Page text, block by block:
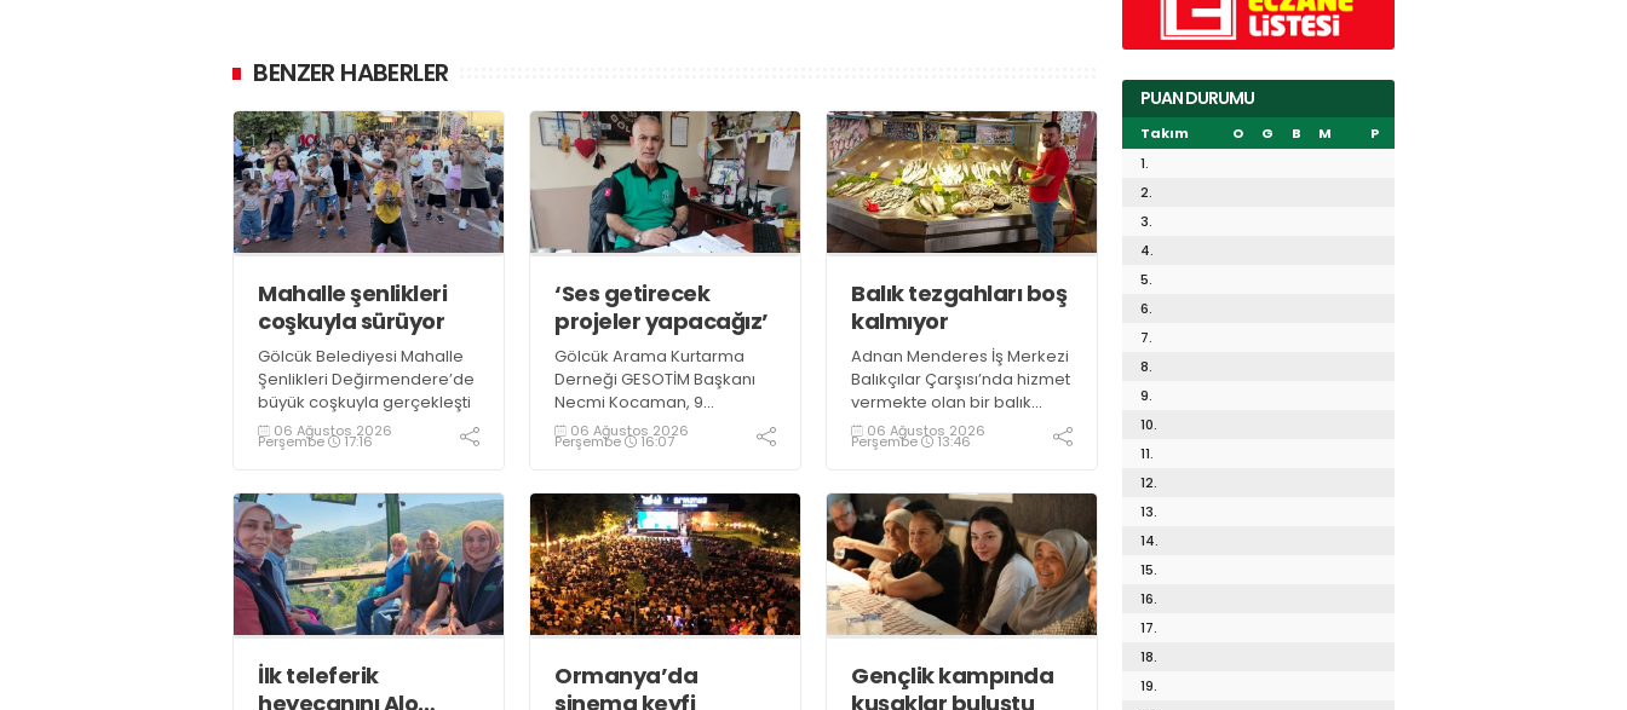
BENZER HABERLER
Mahalle şenlikleri
coşkuyla sürüyor
Gölcük Belediyesi Mahalle
Şenlikleri Değirmendere’de
büyük coşkuyla gerçekleşti
06 Ağustos 2026
Perşembe 17:16
‘Ses getirecek
projeler yapacağız’
Gölcük Arama Kurtarma
Derneği GESOTİM Başkanı
Necmi Kocaman, 9
Ağustos’ta gerçekleşecek
sınavın ardından 4. Akredite
tamamlayacaklarını ifade
ederek açıklamalarda
bulundu. Kocaman,
“Gölcük’te ve Kocaeli
genelinde ses getirecek
projelerimizi tek tek hayata
geçireceğiz” dedi
06 Ağustos 2026
Perşembe 16:07
Balık tezgahları boş
kalmıyor
Adnan Menderes İş Merkezi
Balıkçılar Çarşısı’nda hizmet
vermekte olan bir balık
restoranının işletme
sahiplerinden Emrah
tezgahlarda taze balık
bulunduğunu ifade ederek
“Yıl boyunca tezgahlarda
taze balık bulmak mümkün
oluyor” dedi
06 Ağustos 2026
Perşembe 13:46
İlk teleferik
heyecanını Alo
Ormanya’da
sinema keyfi
Gençlik kampında
kuşaklar buluştu
PUAN DURUMU
Takım O G B M
P
1.
2.
3.
4.
5.
6.
7.
8.
9.
10.
11.
12.
13.
14.
15.
16.
17.
18.
19.